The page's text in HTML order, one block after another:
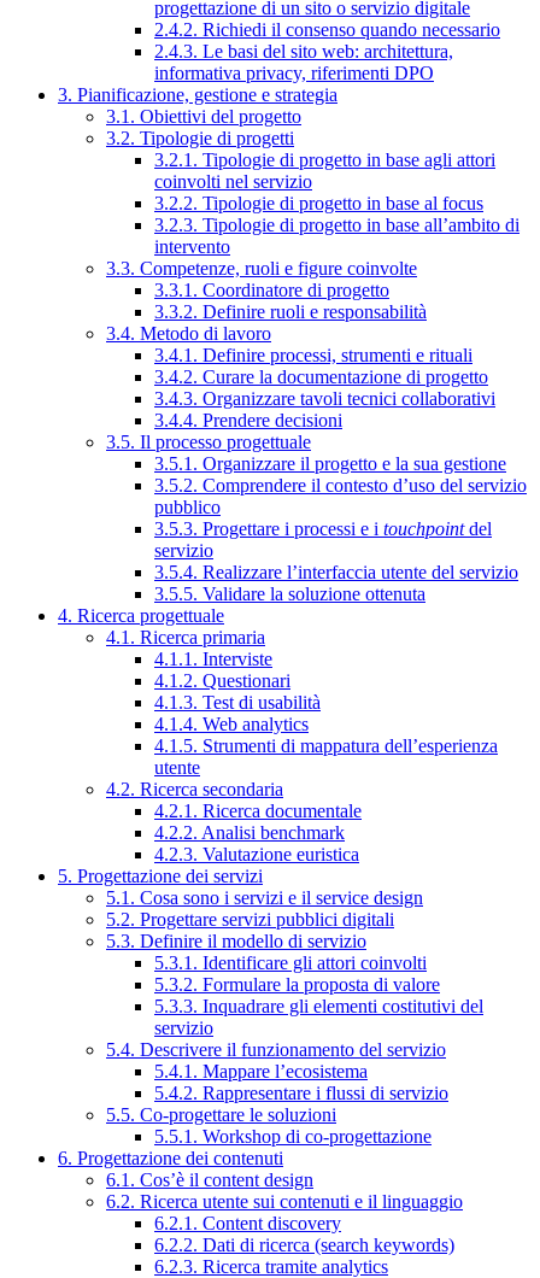
progettazione di un sito o servizio digitale
2.4.2. Richiedi il consenso quando necessario
2.4.3. Le basi del sito web: architettura,
informativa privacy, riferimenti DPO
3. Pianificazione, gestione e strategia
3.1. Obiettivi del progetto
3.2. Tipologie di progetti
3.2.1. Tipologie di progetto in base agli attori
coinvolti nel servizio
3.2.2. Tipologie di progetto in base al focus
3.2.3. Tipologie di progetto in base all’ambito di
intervento
3.3. Competenze, ruoli e figure coinvolte
3.3.1. Coordinatore di progetto
3.3.2. Definire ruoli e responsabilità
3.4. Metodo di lavoro
3.4.1. Definire processi, strumenti e rituali
3.4.2. Curare la documentazione di progetto
3.4.3. Organizzare tavoli tecnici collaborativi
3.4.4. Prendere decisioni
3.5. Il processo progettuale
3.5.1. Organizzare il progetto e la sua gestione
3.5.2. Comprendere il contesto d’uso del servizio
pubblico
3.5.3. Progettare i processi e i touchpointdel
servizio
3.5.4. Realizzare l’interfaccia utente del servizio
3.5.5. Validare la soluzione ottenuta
4. Ricerca progettuale
4.1. Ricerca primaria
4.1.1. Interviste
4.1.2. Questionari
4.1.3. Test di usabilità
4.1.4. Web analytics
4.1.5. Strumenti di mappatura dell’esperienza
utente
4.2. Ricerca secondaria
4.2.1. Ricerca documentale
4.2.2. Analisi benchmark
4.2.3. Valutazione euristica
5. Progettazione dei servizi
5.1. Cosa sono i servizi e il service design
5.2. Progettare servizi pubblici digitali
5.3. Definire il modello di servizio
5.3.1. Identificare gli attori coinvolti
5.3.2. Formulare la proposta di valore
5.3.3. Inquadrare gli elementi costitutivi del
servizio
5.4. Descrivere il funzionamento del servizio
5.4.1. Mappare l’ecosistema
5.4.2. Rappresentare i flussi di servizio
5.5. Co-progettare le soluzioni
5.5.1. Workshop di co-progettazione
6. Progettazione dei contenuti
6.1. Cos’è il content design
6.2. Ricerca utente sui contenuti e il linguaggio
6.2.1. Content discovery
6.2.2. Dati di ricerca (search keywords)
6.2.3. Ricerca tramite analytics